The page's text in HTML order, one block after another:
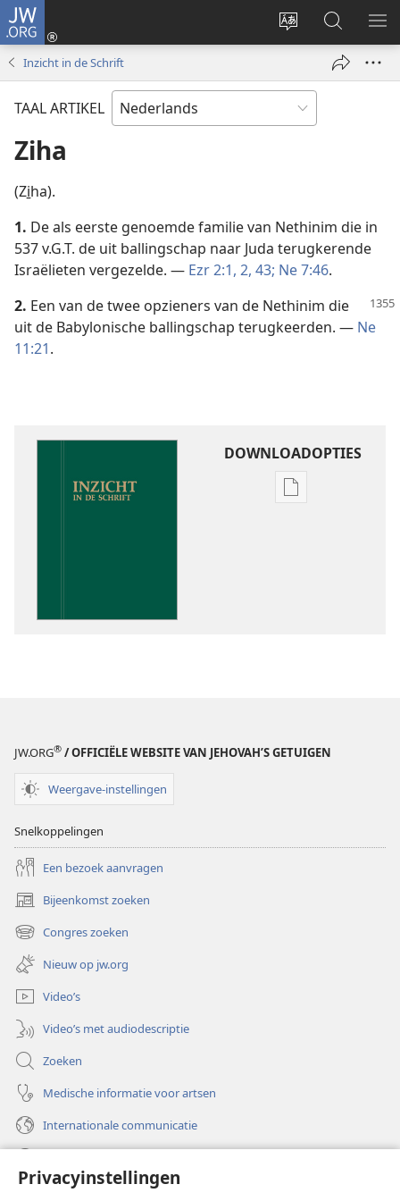
Privacyinstellingen
JW.ORG
Taal
wijzigen
Inloggen
(opent
Zoeken
op
JW.ORG
Inzicht in de Schrift
TAAL ARTIKEL
Ziha
(Zi̱ha).
1. De als eerste genoemde familie van Nethinim die in
537 v.G.T. de uit ballingschap naar Juda terugkerende
Israëlieten vergezelde. — Ezr 2:1, 2, 43; Ne 7:46.
2. Een van de twee opzieners van de Nethinim die
uit de Babylonische ballingschap terugkeerden. — Ne
11:21.
DOWNLOADOPTIES
JW.ORG® / OFFICIËLE WEBSITE VAN JEHOVAH’S GETUIGEN
Weergave-instellingen
Snelkoppelingen
Een bezoek aanvragen
Bijeenkomst zoeken
(opent
nieuw
venster)
Congres zoeken
(opent
nieuw
venster)
Nieuw op jw.org
Video’s
Video’s met audiodescriptie
Zoeken
Medische informatie voor artsen
Internationale communicatie